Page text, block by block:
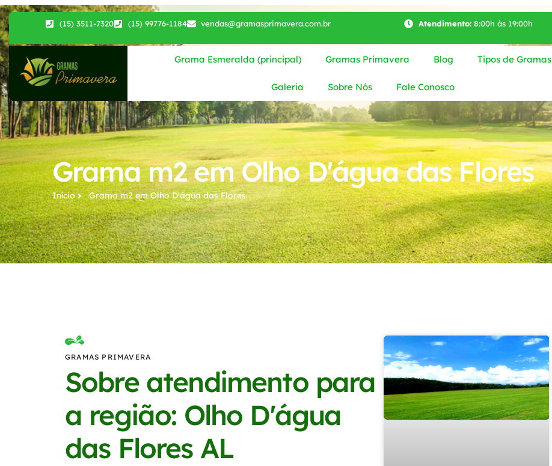
(15) 3511-7320 (15) 99776-1184 vendas@gramasprimavera.com.br Atendimento:8:00h às 19:00h
Grama Esmeralda (principal) Gramas Primavera Blog Tipos de Gramas
Galeria Sobre Nós Fale Conosco
Grama m2 em Olho D'água das Flores
Início Grama m2​ em Olho D'água das Flores
GRAMAS PRIMAVERA
Sobre atendimento para
a região: Olho D'água
das Flores AL